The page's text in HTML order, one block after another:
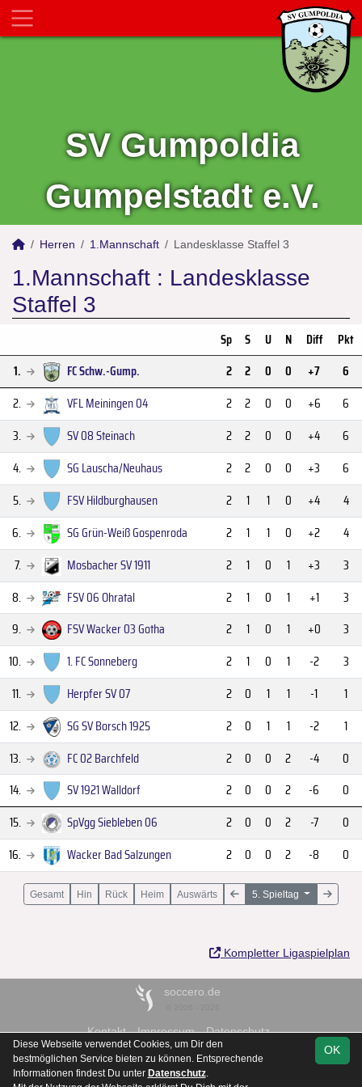
SV Gumpoldia
Gumpelstadt e.V.
Herren 1.Mannschaft Landesklasse Staffel 3
1.Mannschaft : Landesklasse
Staffel 3
Sp S U N Diff
Pkt
1.
FC Schw.-Gump. 2 2 0 0 +7
6
2.
VFL Meiningen 04 2 2 0 0 +6
6
3.
SV 08 Steinach 2 2 0 0 +4
6
4.
SG Lauscha/Neuhaus 2 2 0 0 +3
6
5.
FSV Hildburghausen 2 1 1 0 +4
4
6.
SG Grün-Weiß Gospenroda 2 1 1 0 +2
4
7.
Mosbacher SV 1911 2 1 0 1 +3
3
8.
FSV 06 Ohratal 2 1 0 1 +1
3
9.
FSV Wacker 03 Gotha 2 1 0 1 +0
3
10.
1. FC Sonneberg 2 1 0 1 -2
3
11.
Herpfer SV 07 2 0 1 1 -1
1
12.
SG SV Borsch 1925 2 0 1 1 -2
1
13.
FC 02 Barchfeld 2 0 0 2 -4
0
14.
SV 1921 Walldorf 2 0 0 2 -6
0
15.
SpVgg Siebleben 06 2 0 0 2 -7
0
16.
Wacker Bad Salzungen 2 0 0 2 -8 0
Gesamt Hin Rück Heim Auswärts 5. Spieltag
Kompletter Ligaspielplan
soccero.de
Kontakt Impressum
Datenschutz
OK
Diese Webseite verwendet Cookies, um Dir den
bestmöglichen Service bieten zu können. Entsprechende
Informationen findest Du unter Datenschutz.